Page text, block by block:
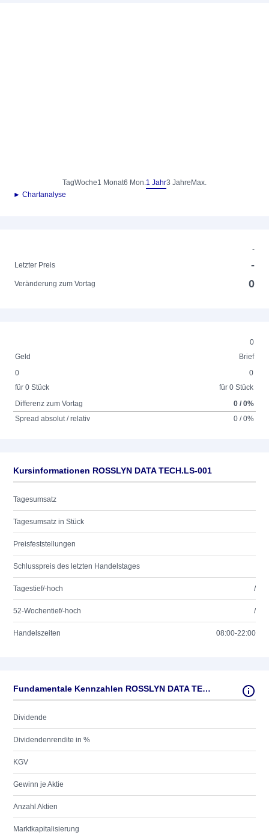
TagWoche1 Monat6 Mon.1 Jahr3 Jahre Max.
► Chartanalyse
-
Letzter Preis
-
Veränderung zum Vortag 0
0
Geld
Brief
0
für 0 Stück
0
für 0 Stück
Differenz zum Vortag
0 / 0%
Spread absolut / relativ
0 / 0%
Kursinformationen ROSSLYN DATA TECH.LS-001
Tagesumsatz
Tagesumsatz in Stück
Preisfeststellungen
Schlusspreis des letzten Handelstages
Tagestief/-hoch /
52-Wochentief/-hoch /
Handelszeiten 08:00-22:00
Fundamentale Kennzahlen ROSSLYN DATA TECH.LS-001
Dividende
Dividendenrendite in %
KGV
Gewinn je Aktie
Anzahl Aktien
Marktkapitalisierung